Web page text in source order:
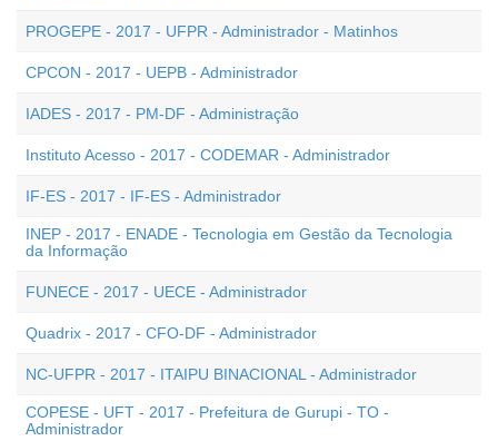
PROGEPE - 2017 - UFPR - Administrador - Matinhos
CPCON - 2017 - UEPB - Administrador
IADES - 2017 - PM-DF - Administração
Instituto Acesso - 2017 - CODEMAR - Administrador
IF-ES - 2017 - IF-ES - Administrador
INEP - 2017 - ENADE - Tecnologia em Gestão da Tecnologia
da Informação
FUNECE - 2017 - UECE - Administrador
Quadrix - 2017 - CFO-DF - Administrador
NC-UFPR - 2017 - ITAIPU BINACIONAL - Administrador
COPESE - UFT - 2017 - Prefeitura de Gurupi - TO -
Administrador